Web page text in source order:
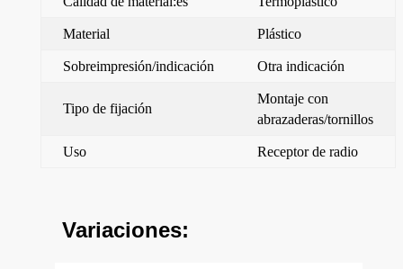
Material Plástico
Sobreimpresión/indicación Otra indicación
Tipo de fijación
Montaje con
abrazaderas/tornillos
Uso Receptor de radio
Variaciones: